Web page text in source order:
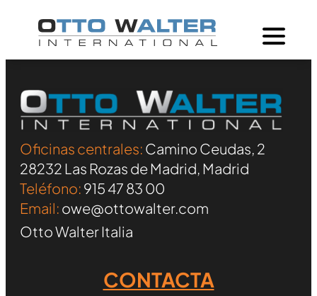
Oficinas centrales: Camino Ceudas, 2
28232 Las Rozas de Madrid, Madrid
Teléfono: 915 47 83 00
Email: owe@ottowalter.com
Otto Walter Italia
CONTACTA